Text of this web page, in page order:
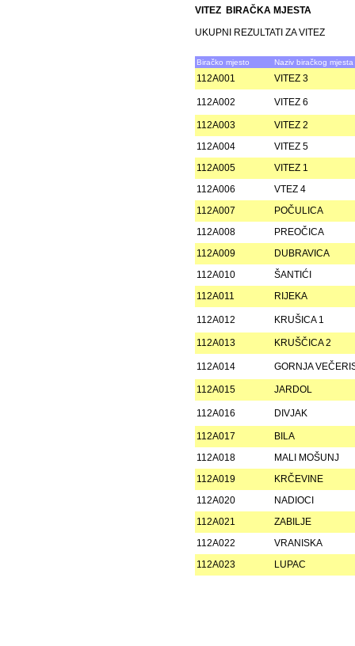
VITEZ BIRAČKA MJESTA
UKUPNI REZULTATI ZA VITEZ
Biračko mjesto Naziv biračkog mjesta
112A001 VITEZ 3
112A002 VITEZ 6
112A003
VITEZ 2
112A004
VITEZ 5
112A005
VITEZ 1
112A006
VTEZ 4
112A007
POČULICA
112A008
PREOČICA
112A009
DUBRAVICA
112A010
ŠANTIĆI
112A011
RIJEKA
112A012 KRUŠICA 1
112A013 KRUŠČICA 2
112A014 GORNJA
112A015 JARDOL
112A016 DIVJAK
112A017
BILA
112A018
MALI MOŠUNJ
112A019
KRČEVINE
112A020
NADIOCI
112A021
ZABILJE
112A022
VRANISKA
112A023
LUPAC